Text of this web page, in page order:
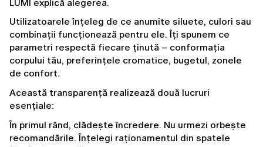
LUMI explică alegerea.
Utilizatoarele înțeleg de ce anumite siluete, culori sau
combinații funcționează pentru ele. Îți spunem ce
parametri respectă fiecare ținută – conformația
corpului tău, preferințele cromatice, bugetul, zonele
de confort.
Această transparență realizează două lucruri
esențiale:
În primul rând, clădește încredere. Nu urmezi orbește
recomandările. Înțelegi raționamentul din spatele